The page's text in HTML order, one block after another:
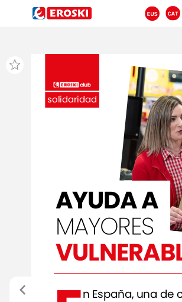
n España, una de
solidaridad
AYUDAA
MAYORES